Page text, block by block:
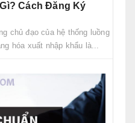
Cách Đăng Ký
chủ đạo của hệ thống luồng
hóa xuất nhập khẩu là...